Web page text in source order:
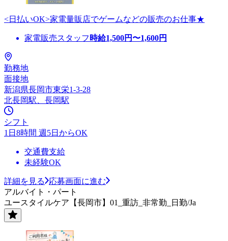
<日払いOK>家電量販店でゲームなどの販売のお仕事★
家電販売スタッフ 時給1,500円〜1,600円
勤務地
面接地
新潟県長岡市東栄1-3-28
北長岡駅、長岡駅
シフト
1日8時間 週5日からOK
交通費支給
未経験OK
詳細を見る
応募画面に進む
アルバイト・パート
ユースタイルケア【長岡市】01_重訪_非常勤_日勤/Ja